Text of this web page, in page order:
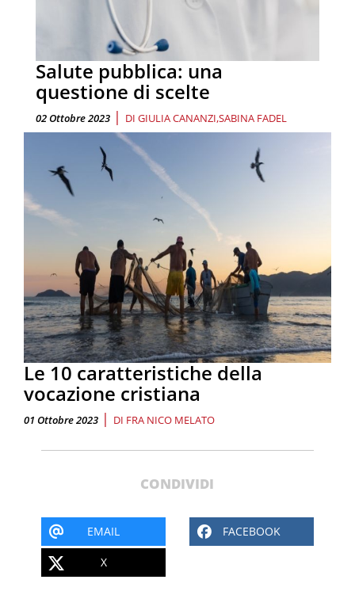
Salute pubblica: una
questione di scelte
02 Ottobre 2023 | DI GIULIA CANANZI SABINA FADEL
Le 10 caratteristiche della
vocazione cristiana
01 Ottobre 2023 | DI FRA NICO MELATO
CONDIVIDI
EMAIL FACEBOOK
X